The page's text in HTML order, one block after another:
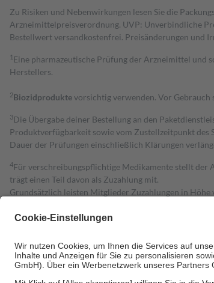
Zu Risiken und Nebenwirkungen lesen Sie die
Arzneimittelpreisverordnung. UVP: Unverbindliche
Bestell­wert versand­kosten­frei. Preisänderungen und
1 Eine pharmazeutische Prüfung der Arzneimittel und
Herstellers.
2Biozidproduktevorsichtig verwenden. Vor
3Die Übergabe deiner Bestellung an den
Produktverfügbarkeit sowie vom Zustellzeitpunkt des
Dauer der Prüfungen einschließlich Klärungen
4Für verschreibungspflichtige Medikamente stellt der
trägt einen Teil davon als Zuzahlung mit.
Grundsätzlich leisten Mitglieder Zuzahlungen in Höhe
Diese Regeln gelten grundsätzlich auch für Online-
Um das Engagement der Versicherten für ihre
• Kindern und Jugendlichen bis zum vollendeten 18.
• Untersuchungen zur Vorsorge und Früherkennung,
• empfohlenen Schutzimpfungen